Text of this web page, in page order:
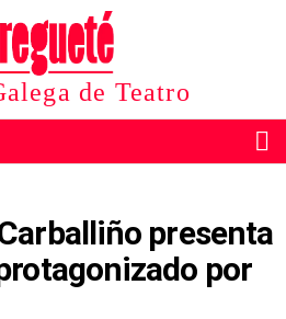
de Teatro
presenta
por